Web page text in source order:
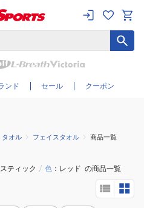
ンド セール クーポン
に絞り込む
タオル フェイスタオル 商品一覧
ティック / 色 レッド の商品一覧